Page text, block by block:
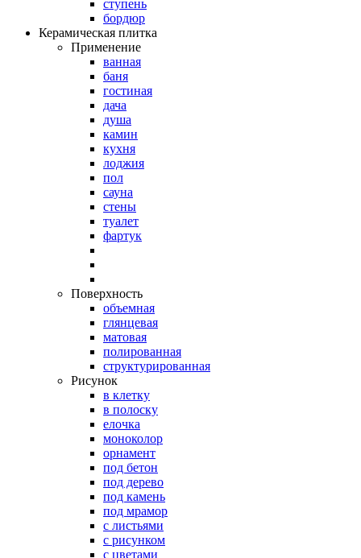
ступень
бордюр
Керамическая плитка
Применение
ванная
баня
гостиная
дача
душа
камин
кухня
лоджия
пол
сауна
стены
туалет
фартук
Поверхность
объемная
глянцевая
матовая
полированная
структурированная
Рисунок
в клетку
в полоску
елочка
моноколор
орнамент
под бетон
под дерево
под камень
под мрамор
с листьями
с рисунком
с цветами